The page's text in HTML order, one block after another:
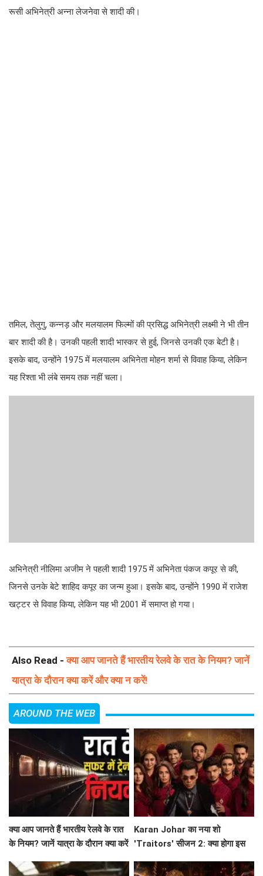
रूसी अभिनेत्री अन्ना लेजनेवा से शादी की।
तमिल, तेलुगु, कन्नड़ और मलयालम फिल्मों की प्रसिद्ध अभिनेत्री लक्ष्मी ने भी तीन
बार शादी की है। उनकी पहली शादी भास्कर से हुई, जिनसे उनकी एक बेटी है।
इसके बाद, उन्होंने 1975 में मलयालम अभिनेता मोहन शर्मा से विवाह किया, लेकिन
यह रिश्ता भी लंबे समय तक नहीं चला।
अभिनेत्री नीलिमा अजीम ने पहली शादी 1975 में अभिनेता पंकज कपूर से की,
जिनसे उनके बेटे शाहिद कपूर का जन्म हुआ। इसके बाद, उन्होंने 1990 में राजेश
खट्टर से विवाह किया, लेकिन यह भी 2001 में समाप्त हो गया।
Also Read -क्या आप जानते हैं भारतीय रेलवे के रात के नियम? जानें
यात्रा के दौरान क्या करें और क्या न करें!
AROUND THE WEB
क्या आप जानते हैं भारतीय रेलवे के रात
के नियम? जानें यात्रा के दौरान क्या करें
Karan Johar का नया शो
'Traitors' सीजन 2: क्या होगा इस